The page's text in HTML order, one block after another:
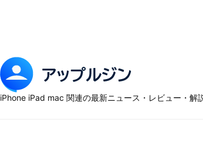
ッ
iPhone iPad mac 関連の最新ニュース・レビュー・解